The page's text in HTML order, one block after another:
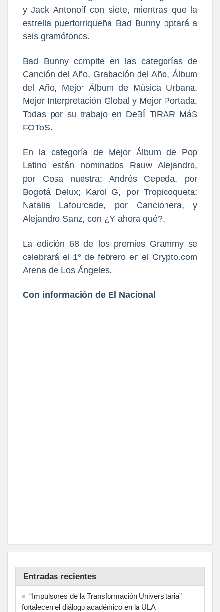
y Jack Antonoff con siete, mientras que la
estrella puertorriqueña Bad Bunny optará a
seis gramófonos.
Bad Bunny compite en las categorías de
Canción del Año, Grabación del Año, Álbum
del Año, Mejor Álbum de Música Urbana,
Mejor Interpretación Global y Mejor Portada.
Todas por su trabajo en DeBÍ TiRAR MáS
FOToS.
En la categoría de Mejor Álbum de Pop
Latino están nominados Rauw Alejandro,
por Cosa nuestra; Andrés Cepeda, por
Bogotá Delux; Karol G, por Tropicoqueta;
Natalia Lafourcade, por Cancionera, y
Alejandro Sanz, con ¿Y ahora qué?.
La edición 68 de los premios Grammy se
celebrará el 1° de febrero en el Crypto.com
Arena de Los Ángeles.
Con información de El Nacional
Entradas recientes
“Impulsores de la Transformación Universitaria”
fortalecen el diálogo académico en la ULA